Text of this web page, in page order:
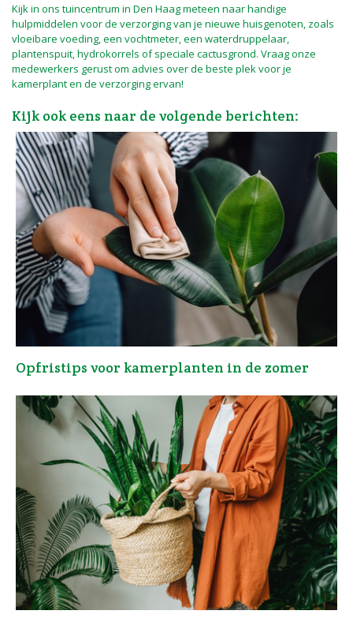
Kijk in ons tuincentrum in Den Haag meteen naar handige
hulpmiddelen voor de verzorging van je nieuwe huisgenoten, zoals
vloeibare voeding, een vochtmeter, een waterdruppelaar,
plantenspuit, hydrokorrels of speciale cactusgrond. Vraag onze
medewerkers gerust om advies over de beste plek voor je
kamerplant en de verzorging ervan!
Kijk ook eens naar de volgende berichten:
Opfristips voor kamerplanten in de zomer